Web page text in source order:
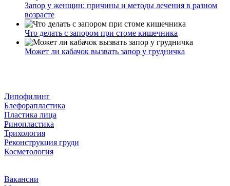
Запор у женщин: причины и методы лечения в разном
возрасте
Что делать с запором при стоме кишечника
Может ли кабачок вызвать запор у грудничка
Липофилинг
Блефорапластика
Пластика лица
Ринопластика
Трихология
Реконструкция груди
Косметология
Вакансии